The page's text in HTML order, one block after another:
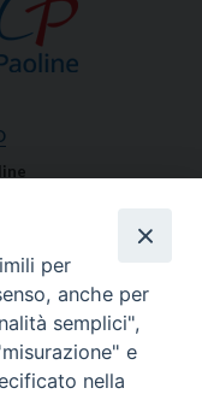
generale
per
anche per
semplici",
e
nella